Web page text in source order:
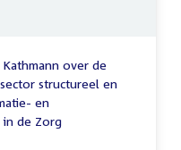
over de
structureel en
en
in de Zorg